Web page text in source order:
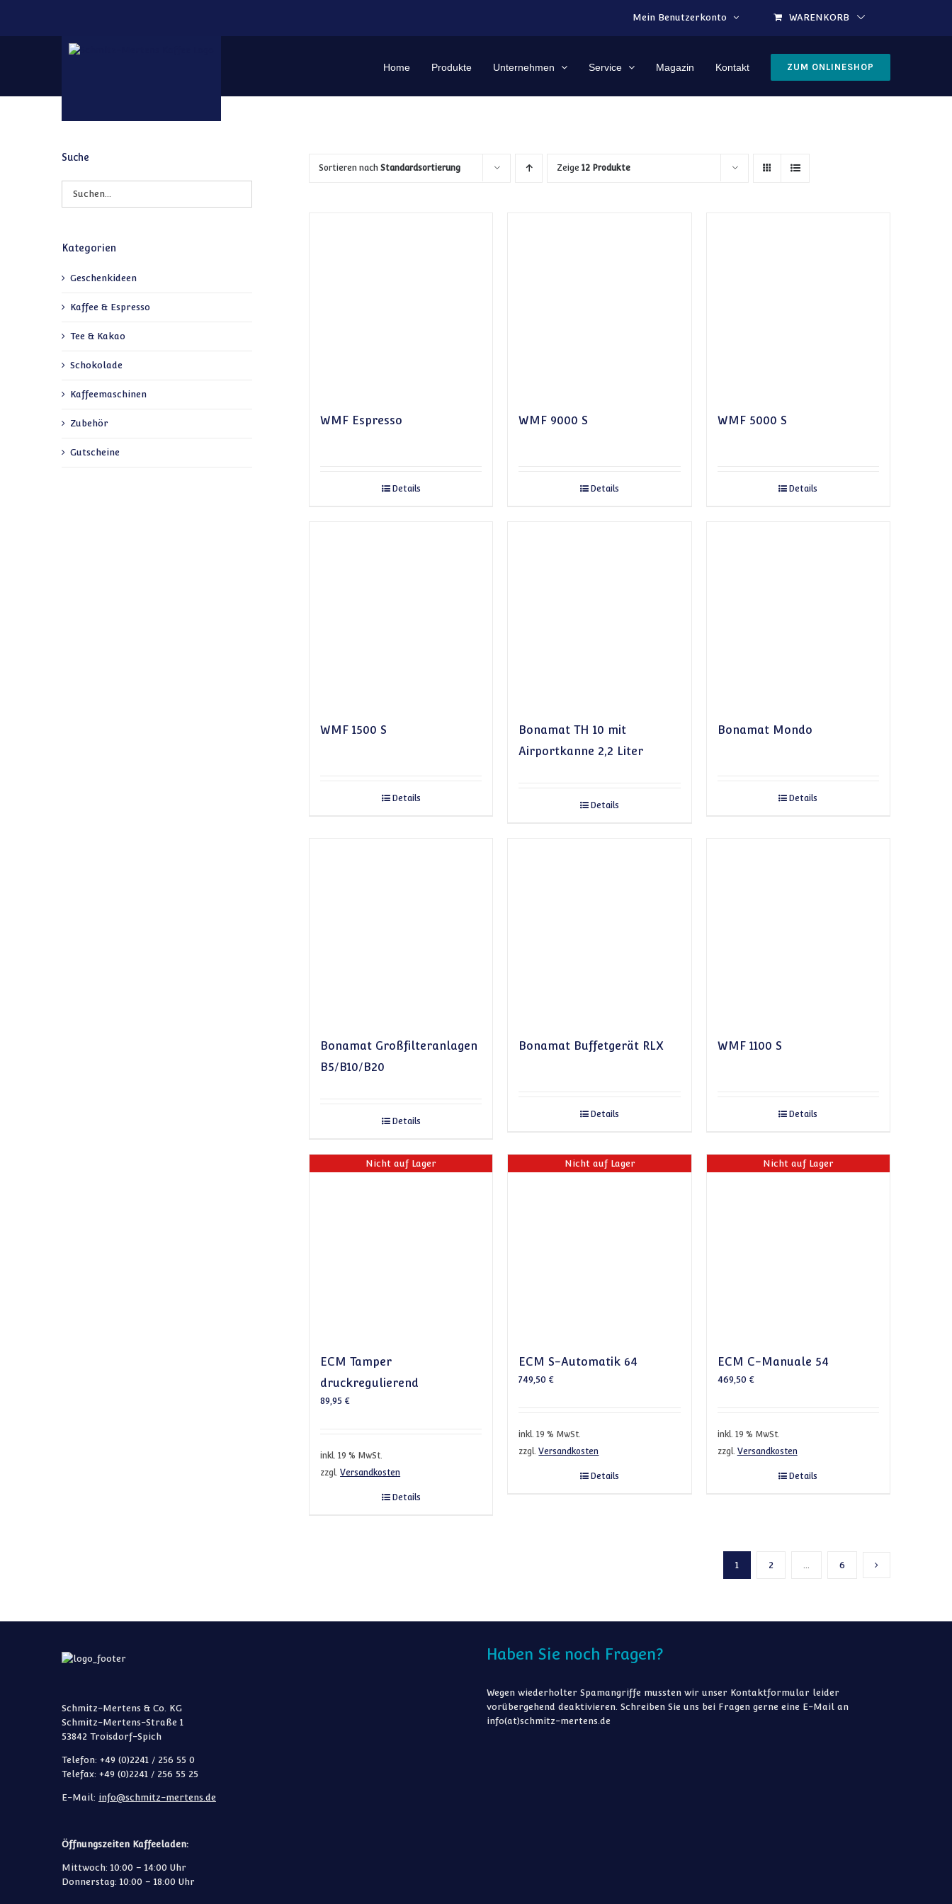
Mein Benutzerkonto
WARENKORB
Home Produkte Unternehmen Service Magazin Kontakt ZUM ONLINESHOP
Sortieren nachStandardsortierung Zeige12 Produkte
WMF Espresso
Details
WMF 9000 S
Details
WMF 5000 S
Details
WMF 1500 S
Details
Bonamat TH 10 mit
Airportkanne 2,2 Liter
Details
Bonamat Mondo
Details
Bonamat Großfilteranlagen
B5/B10/B20
Details
Bonamat Buffetgerät RLX
Details
WMF 1100 S
Details
Nicht auf Lager
ECM Tamper
druckregulierend
89,95€
inkl. 19 % MwSt.
zzgl.Versandkosten
Details
Nicht auf Lager
ECM S-Automatik 64
749,50€
inkl. 19 % MwSt.
zzgl.Versandkosten
Details
Nicht auf Lager
ECM C-Manuale 54
469,50 €
inkl. 19 % MwSt.
zzgl. Versandkosten
Details
1 2 … 6 Nächste Seite
Suche
Kategorien
Geschenkideen
Kaffee & Espresso
Tee & Kakao
Schokolade
Kaffeemaschinen
Zubehör
Gutscheine
Schmitz-Mertens & Co. KG
Schmitz-Mertens-Straße 1
53842 Troisdorf-Spich
Telefon: +49 (0)2241 / 256 55 0
Telefax: +49 (0)2241 / 256 55 25
E-Mail: info@schmitz-mertens.de
Öffnungszeiten Kaffeeladen:
Mittwoch: 10:00 – 14:00 Uhr
Donnerstag: 10:00 – 18:00 Uhr
Haben Sie noch Fragen?
Wegen wiederholter Spamangriffe mussten wir unser Kontaktformular leider
vorübergehend deaktivieren. Schreiben Sie uns bei Fragen gerne eine E-Mail an
info(at)schmitz-mertens.de